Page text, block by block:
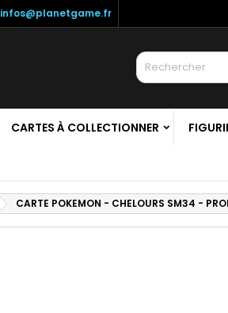
infos@planetgame.fr
CARTES À COLLECTIONNER
CARTE POKEMON - CHELOURS SM34 -
Mes listes
Créer une
Créer une
Connexion
Vous devez être